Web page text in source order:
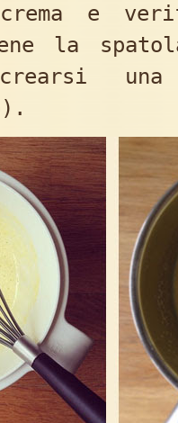
e
la
una